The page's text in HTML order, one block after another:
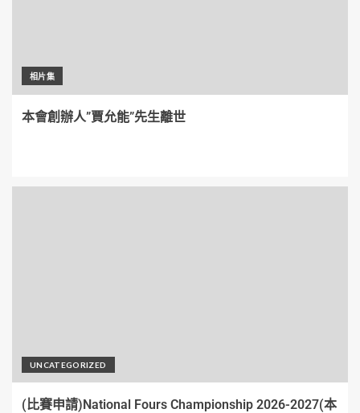
相片集
本會創辦人”賈允能”先生離世
UNCATEGORIZED
(比賽申請)National Fours Championship 2026-2027(本